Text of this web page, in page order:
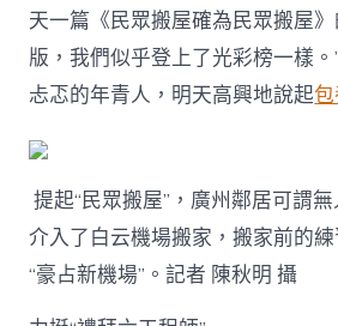
天一篇《民眾搬屋確為民眾搬屋》
版，我們似乎登上了光彩榜一樣
忐忑的年青人，明天高興地說起
提起“民眾搬屋”，廣州鄰居可謂
介入了白云機場搬家，搬家前的
“豪占新機場”。記者 陳秋明 攝